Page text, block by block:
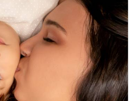
332